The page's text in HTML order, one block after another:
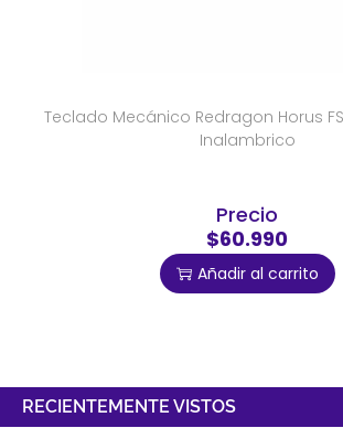
Teclado Mecánico Redragon Horus FS
Inalambrico
Precio
$60.990
Añadir al carrito
RECIENTEMENTE VISTOS